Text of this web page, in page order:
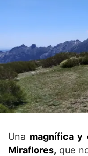
Una magnífica y
Miraflores, que